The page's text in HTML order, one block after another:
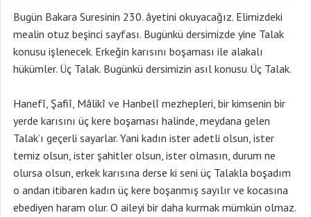
Bugün Bakara Suresinin 230. âyetini okuyacağız. Elimizdeki
mealin otuz beşinci sayfası. Bugünkü dersimizde yine Talak
konusu işlenecek. Erkeğin karısını boşaması ile alakalı
hükümler. Üç Talak. Bugünkü dersimizin asıl konusu Üç Talak.
Hanefî, Şafiî, Mâlikî ve Hanbelî mezhepleri, bir kimsenin bir
yerde karısını üç kere boşaması halinde, meydana gelen
Talak’ı geçerli sayarlar. Yani kadın ister adetli olsun, ister
temiz olsun, ister şahitler olsun, ister olmasın, durum ne
olursa olsun, erkek karısına derse ki seni üç Talakla boşadım
o andan itibaren kadın üç kere boşanmış sayılır ve kocasına
ebediyen haram olur. O aileyi bir daha kurmak mümkün olmaz.